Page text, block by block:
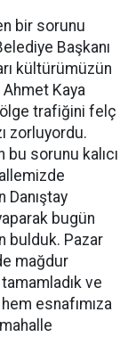
bir sorunu
Başkanı
kültürümüzün
Kaya
trafiğini felç
zorluyordu.
sorunu kalıcı
Danıştay
bugün
bulduk. Pazar
mağdur
tamamladık ve
esnafımıza